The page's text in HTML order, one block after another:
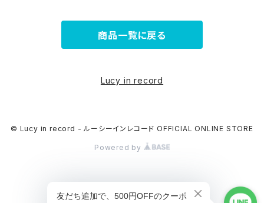
商品一覧に戻る
Lucy in record
© Lucy in record - ルーシーインレコード OFFICIAL ONLINE STORE
Powered by